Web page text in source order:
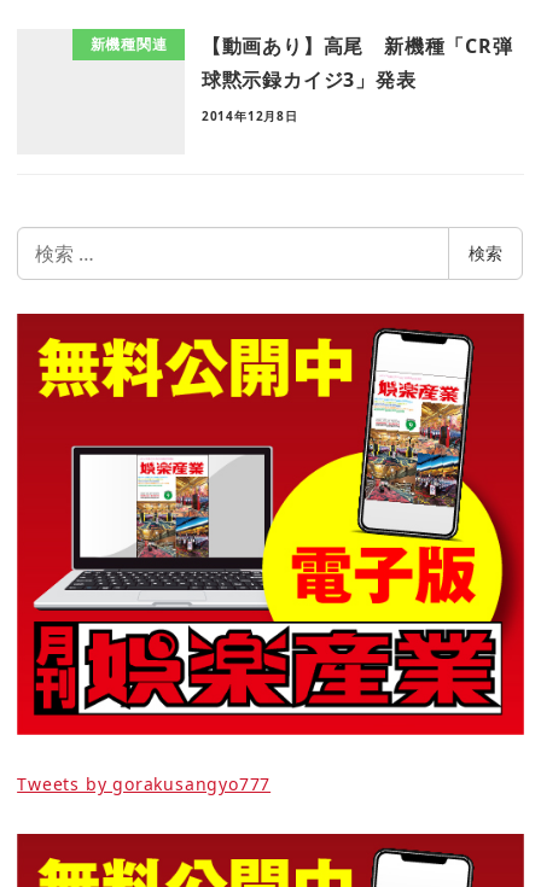
新機種関連
【動画あり】高尾 新機種「CR弾
球黙示録カイジ3」発表
2014年12月8日
索
検索
Tweets by gorakusangyo777